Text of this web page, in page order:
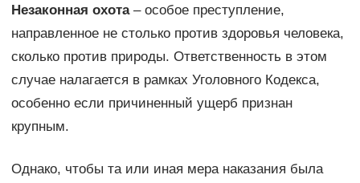
Незаконная охота– особое преступление,
направленное не столько против здоровья человека,
сколько против природы. Ответственность в этом
случае налагается в рамках Уголовного Кодекса,
особенно если причиненный ущерб признан
крупным.
Однако, чтобы та или иная мера наказания была